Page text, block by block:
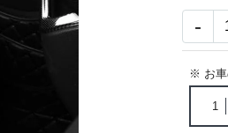
-
※ お車
1